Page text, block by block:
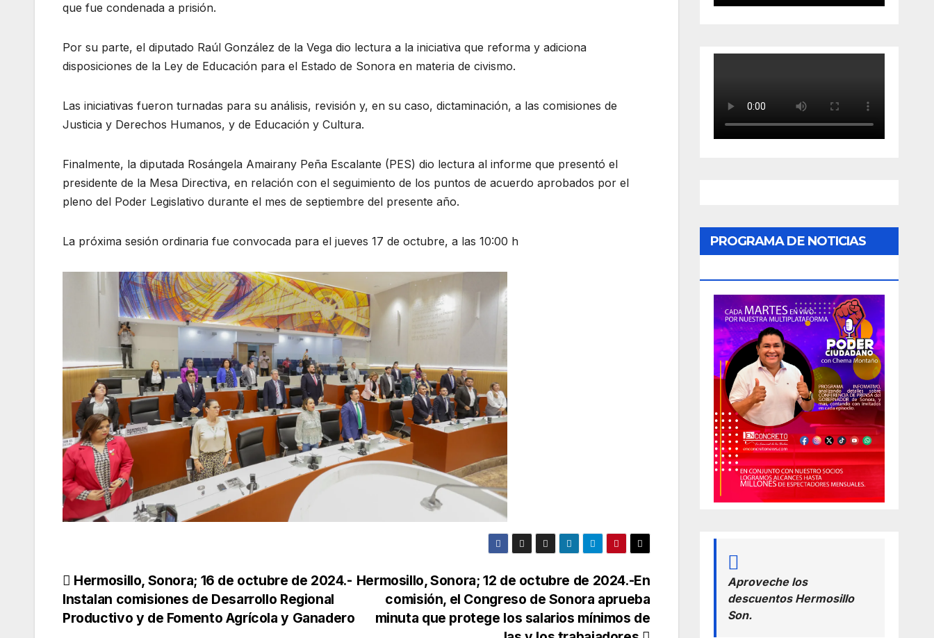
que fue condenada a prisión.
Por su parte, el diputado Raúl González de la Vega dio lectura a la iniciativa que reforma y adiciona
disposiciones de la Ley de Educación para el Estado de Sonora en materia de civismo.
Las iniciativas fueron turnadas para su análisis, revisión y, en su caso, dictaminación, a las comisiones de
Justicia y Derechos Humanos, y de Educación y Cultura.
Finalmente, la diputada Rosángela Amairany Peña Escalante (PES) dio lectura al informe que presentó el
presidente de la Mesa Directiva, en relación con el seguimiento de los puntos de acuerdo aprobados por el
pleno del Poder Legislativo durante el mes de septiembre del presente año.
La próxima sesión ordinaria fue convocada para el jueves 17 de octubre, a las 10:00 h
Navegación
de
Hermosillo, Sonora; 12 de octubre de 2024.-En
comisión, el Congreso de Sonora aprueba
minuta que protege los salarios mínimos de
Hermosillo, Sonora; 16 de octubre de 2024.-
Instalan comisiones de Desarrollo Regional
Productivo y de Fomento Agrícola y Ganadero
PROGRAMA DE NOTICIAS
Aproveche los
descuentos Hermosillo
Son.